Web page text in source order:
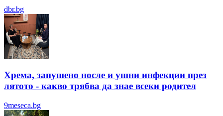
dbr.bg
Хрема, запушено носле и ушни инфекции през
лятотo - какво трябва да знае всеки родител
9meseca.bg